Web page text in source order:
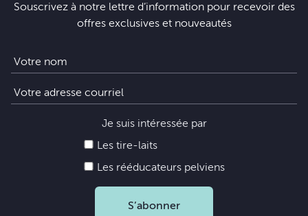
Souscrivez à notre lettre d’information pour recevoir des
offres exclusives et nouveautés
Je suis intéressée par
Les tire-laits
Les rééducateurs pelviens
S’abonner